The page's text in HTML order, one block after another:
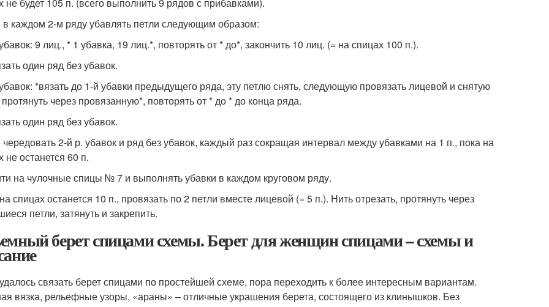
каждом 2-м ряду убавлять петли следующим образом:
9 лиц., * 1 убавка, 19 лиц.*, повторять от * до*, закончить 10 лиц. (= на спицах 100 п.).
один ряд без убавок.
*вязать до 1-й убавки предыдущего ряда, эту петлю снять, следующую провязать лицевой и снятую
через провязанную*, повторять от * до * до конца ряда.
один ряд без убавок.
2-й р. убавок и ряд без убавок, каждый раз сокращая интервал между убавками на 1 п., пока на
не останется 60 п.
на чулочные спицы № 7 и выполнять убавки в каждом круговом ряду.
спицах останется 10 п., провязать по 2 петли вместе лицевой (= 5 п.). Нить отрезать, протянуть через
петли, затянуть и закрепить.
берет спицами схемы. Берет для женщин спицами – схемы и
связать берет спицами по простейшей схеме, пора переходить к более интересным вариантам.
вязка, рельефные узоры, «араны» – отличные украшения берета, состоящего из клинышков. Без